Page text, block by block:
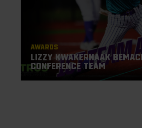
Awards
Lizzy Kwakernaak
Conference Team